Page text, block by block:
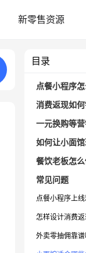
新零售资源
目录
常见问题